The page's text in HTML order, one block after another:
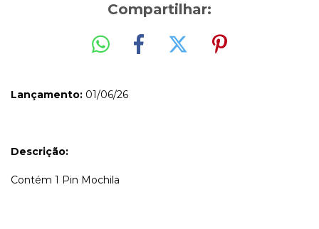
Compartilhar:
Lançamento: 01/06/26
Descrição:
Contém 1 Pin Mochila